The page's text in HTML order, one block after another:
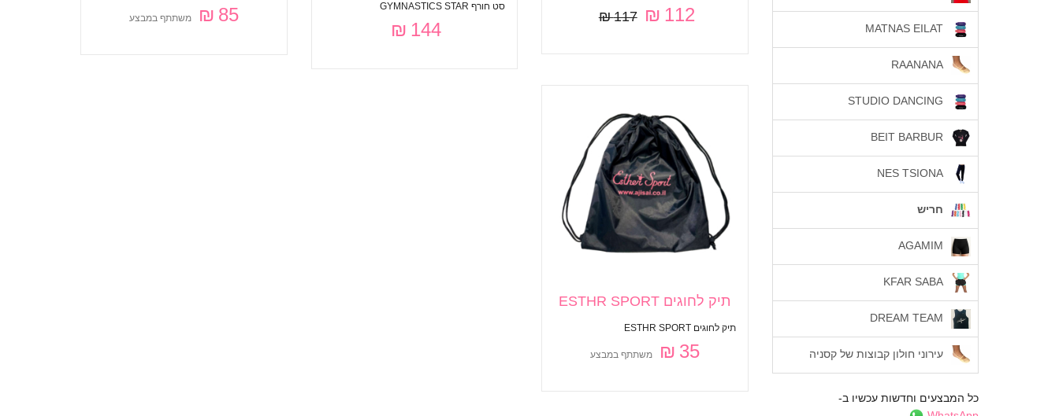
112 ₪
117 ₪
סט חורף GYMNASTICS STAR
144 ₪
85 ₪ משתתף במבצע
תיק לחוגים ESTHR SPORT
תיק לחוגים ESTHR SPORT
35 ₪ משתתף במבצע
חריש
עירוני חולון קבוצות של קסניה
כל המבצעים וחדשות עכשיו ב-